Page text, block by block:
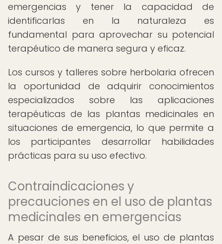
emergencias y tener la capacidad de
identificarlas en la naturaleza es
fundamental para aprovechar su potencial
terapéutico de manera segura y eficaz.
Los cursos y talleres sobre herbolaria ofrecen
la oportunidad de adquirir conocimientos
especializados sobre las aplicaciones
terapéuticas de las plantas medicinales en
situaciones de emergencia, lo que permite a
los participantes desarrollar habilidades
prácticas para su uso efectivo.
Contraindicaciones y
precauciones en el uso de plantas
medicinales en emergencias
A pesar de sus beneficios, el uso de plantas